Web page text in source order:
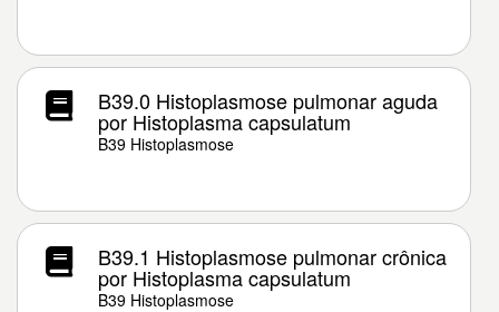
B39.0 Histoplasmose pulmonar aguda
por Histoplasma capsulatum
B39 Histoplasmose
B39.1 Histoplasmose pulmonar crônica
por Histoplasma capsulatum
B39 Histoplasmose